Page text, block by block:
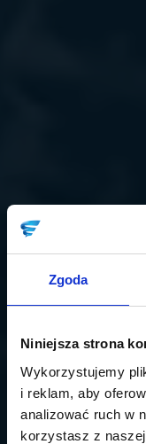
Zgoda
Niniejsza strona
Wykorzystujemy
i reklam, aby
analizować ruch w
korzystasz z